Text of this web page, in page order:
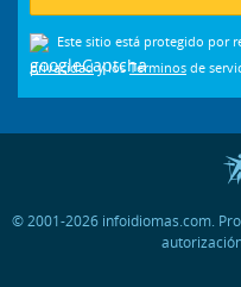
Este sitio está protegido por
privacidady los Términos de
© 2001-2026 infoidiomas.com.